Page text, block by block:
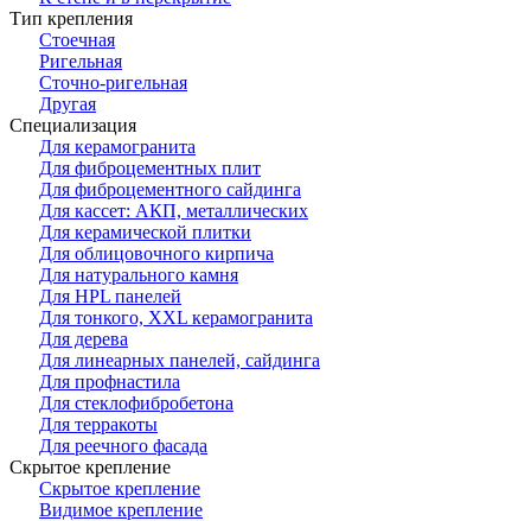
Тип крепления
Стоечная
Ригельная
Сточно-ригельная
Другая
Специализация
Для керамогранита
Для фиброцементных плит
Для фиброцементного сайдинга
Для кассет: АКП, металлических
Для керамической плитки
Для облицовочного кирпича
Для натурального камня
Для HPL панелей
Для тонкого, XXL керамогранита
Для дерева
Для линеарных панелей, сайдинга
Для профнастила
Для стеклофибробетона
Для терракоты
Для реечного фасада
Скрытое крепление
Скрытое крепление
Видимое крепление